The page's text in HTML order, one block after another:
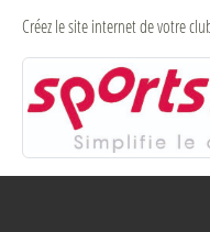
Créez le site internet de votre